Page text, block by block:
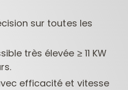
sur toutes les
très élevée ≥ 11 KW
efficacité et vitesse